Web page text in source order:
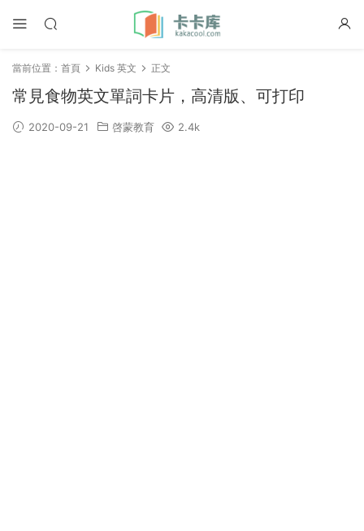
當前位置： 首頁 Kids 英文 正文
常見食物英文單詞卡片，高清版、可打印
2020-09-21 啓蒙教育 2.4k